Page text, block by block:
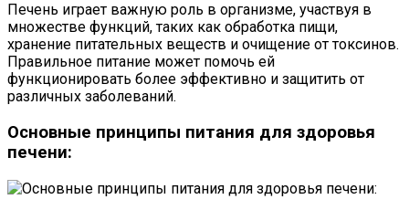
Печень играет важную роль в организме, участвуя в
множестве функций, таких как обработка пищи,
хранение питательных веществ и очищение от токсинов.
Правильное питание может помочь ей
функционировать более эффективно и защитить от
различных заболеваний.
Основные принципы питания для здоровья
печени: